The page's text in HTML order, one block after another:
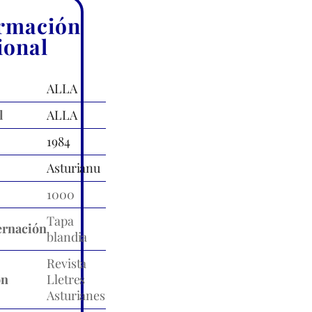
ALLA
ALLA
1984
Asturianu
1000
Tapa
blandia
Revista
Lletres
Asturianes